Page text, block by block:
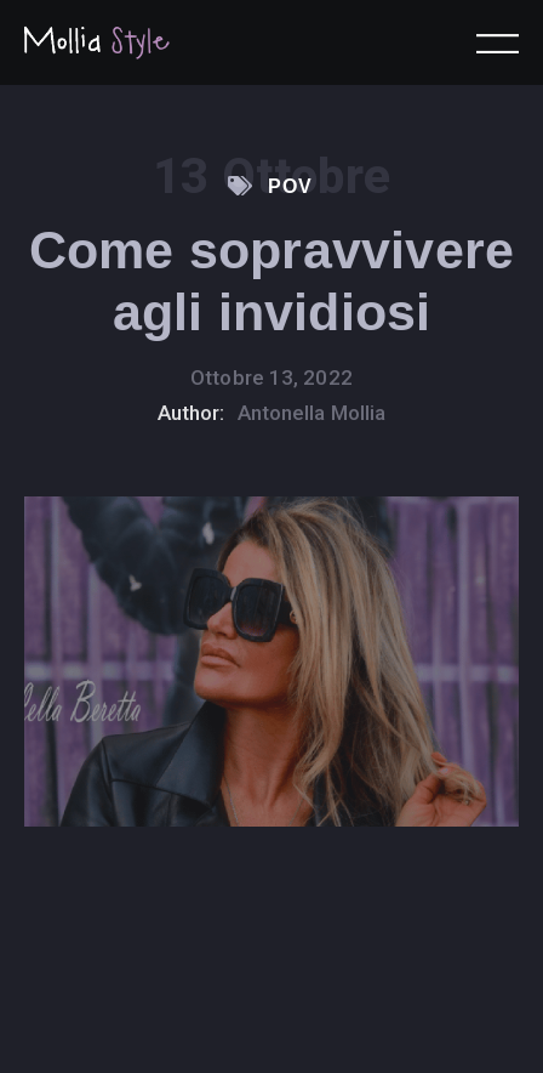
13 Ottobre
POV
Come sopravvivere
agli invidiosi
Ottobre 13, 2022
Author: Antonella Mollia